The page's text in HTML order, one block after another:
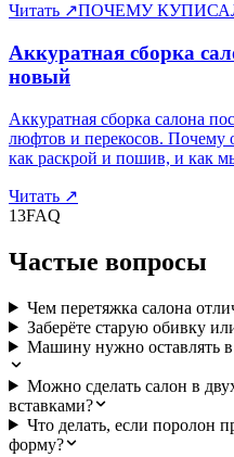
Читать ↗ПОЧЕМУ
Аккуратная сборка
новый
Аккуратная сборка салона
люфтов и перекосов. Почему
как раскрой и пошив, и как
Читать ↗
13FAQ
Частые вопросы
Чем перетяжка салона
Заберёте старую обивку
Машину нужно оставлять в
Можно сделать салон в
вставками?
Что делать, если поролон
форму?